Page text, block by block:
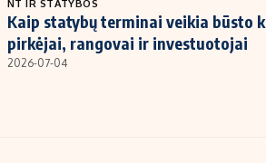
NT IR STATYBOS
Kaip statybų terminai veikia būsto
pirkėjai, rangovai ir investuotojai
2026-07-04